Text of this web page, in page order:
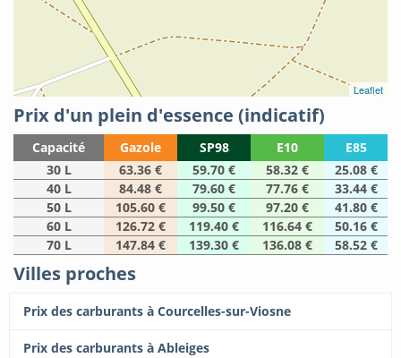
Leaflet
Prix d'un plein d'essence (indicatif)
Capacité Gazole SP98 E10
E85
30 L
63.36 € 59.70 € 58.32 €
25.08 €
40 L
84.48 € 79.60 € 77.76 €
33.44 €
50 L
105.60 € 99.50 € 97.20 €
41.80 €
60 L
126.72 € 119.40 € 116.64 €
50.16 €
70 L
147.84 € 139.30 € 136.08 € 58.52 €
Villes proches
Prix des carburants à Courcelles-sur-Viosne
Prix des carburants à Ableiges